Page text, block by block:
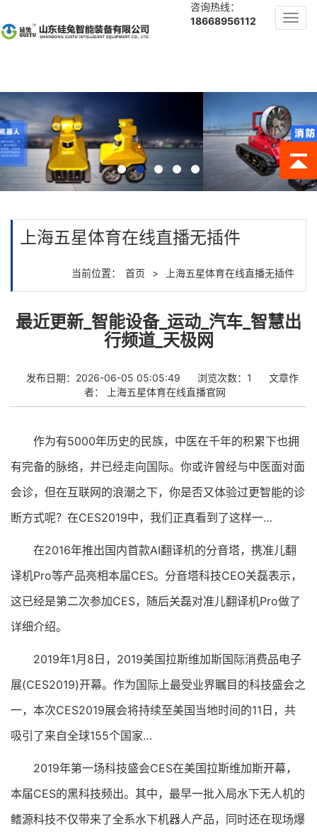
咨询热线：
18668956112
上海五星体育在线直播无插件
当前位置： 首页 > 上海五星体育在线直播无插件
最近更新_智能设备_运动_汽车_智慧出
行频道_天极网
发布日期：2026-06-05 05:05:49 浏览次数：1
文章作
者：
上海五星体育在线直播官网
作为有5000年历史的民族，中医在千年的积累下也拥
有完备的脉络，并已经走向国际。你或许曾经与中医面对面
会诊，但在互联网的浪潮之下，你是否又体验过更智能的诊
断方式呢？在CES2019中，我们正真看到了这样一…
在2016年推出国内首款AI翻译机的分音塔，携准儿翻
译机Pro等产品亮相本届CES。分音塔科技CEO关磊表示，
这已经是第二次参加CES，随后关磊对准儿翻译机Pro做了
详细介绍。
2019年1月8日，2019美国拉斯维加斯国际消费品电子
展(CES2019)开幕。作为国际上最受业界瞩目的科技盛会之
一，本次CES2019展会将持续至美国当地时间的11日，共
吸引了来自全球155个国家…
2019年第一场科技盛会CES在美国拉斯维加斯开幕，
本届CES的黑科技频出。其中，最早一批入局水下无人机的
鳍源科技不仅带来了全系水下机器人产品，同时还在现场爆